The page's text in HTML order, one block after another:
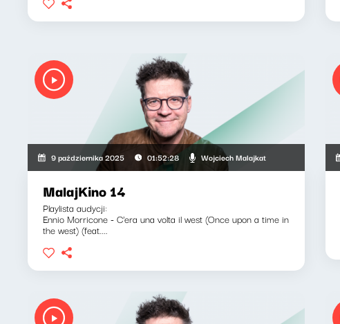
9 października 2025 01:52:28 Wojciech Malajkat
MalajKino 14
Playlista audycji:
Ennio Morricone - C'era una volta il west (Once upon a time in
the west) (feat....